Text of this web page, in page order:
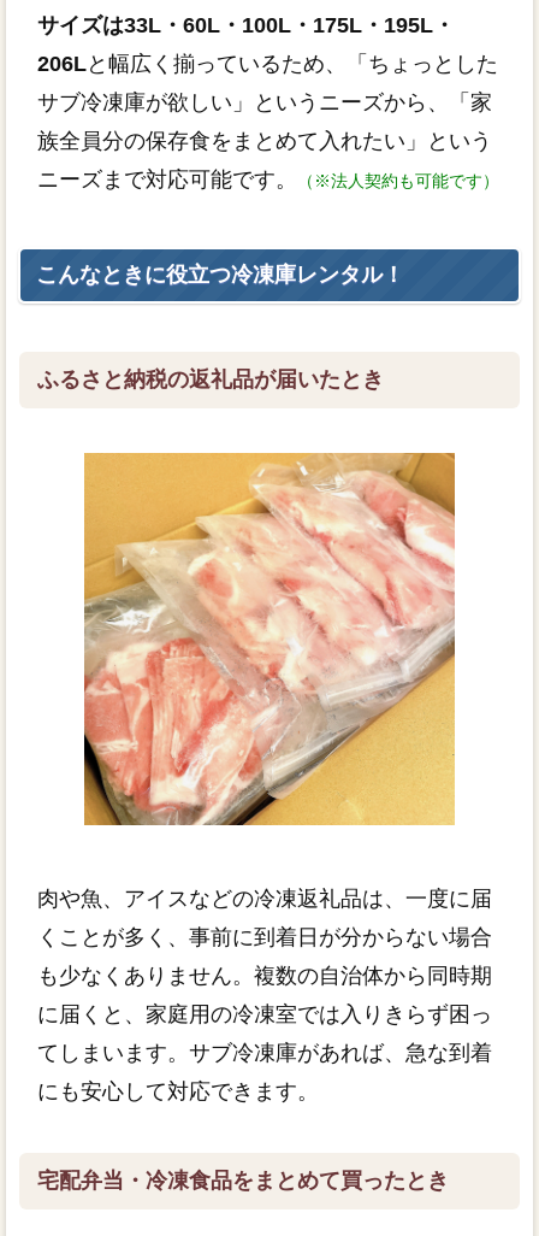
サイズは33L・60L・100L・175L・195L・
206Lと幅広く揃っているため、「ちょっとした
サブ冷凍庫が欲しい」というニーズから、「家
族全員分の保存食をまとめて入れたい」という
ニーズまで対応可能です。
（※法人契約も可能です）
こんなときに役立つ冷凍庫レンタル！
ふるさと納税の返礼品が届いたとき
肉や魚、アイスなどの冷凍返礼品は、一度に届
くことが多く、事前に到着日が分からない場合
も少なくありません。複数の自治体から同時期
に届くと、家庭用の冷凍室では入りきらず困っ
てしまいます。サブ冷凍庫があれば、急な到着
にも安心して対応できます。
宅配弁当・冷凍食品をまとめて買ったとき